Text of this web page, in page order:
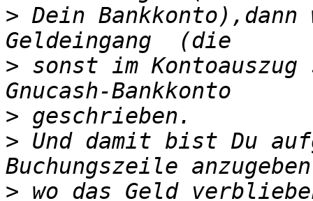
> Dein
> sonst im
>
> Und damit bist Du
> wo das Geld